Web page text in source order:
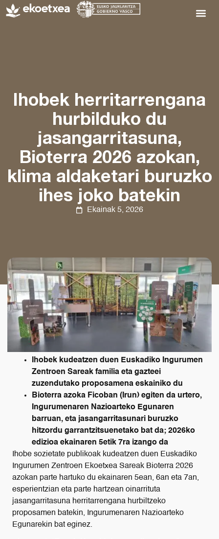
Ihobek herritarrengana
hurbilduko du
jasangarritasuna,
Bioterra 2026 azokan,
klima aldaketari buruzko
ihes joko batekin
Ekainak 5, 2026
Ihobek kudeatzen duen Euskadiko Ingurumen
Zentroen Sareak familia eta gazteei
zuzendutako proposamena eskainiko du
Bioterra azoka Ficoban (Irun) egiten da urtero,
Ingurumenaren Nazioarteko Egunaren
barruan, eta jasangarritasunari buruzko
hitzordu garrantzitsuenetako bat da; 2026ko
edizioa ekainaren 5etik 7ra izango da
Ihobe sozietate publikoak kudeatzen duen Euskadiko
Ingurumen Zentroen Ekoetxea Sareak Bioterra 2026
azokan parte hartuko du ekainaren 5ean, 6an eta 7an,
esperientzian eta parte hartzean oinarrituta
jasangarritasuna herritarrengana hurbiltzeko
proposamen batekin, Ingurumenaren Nazioarteko
Egunarekin bat eginez.